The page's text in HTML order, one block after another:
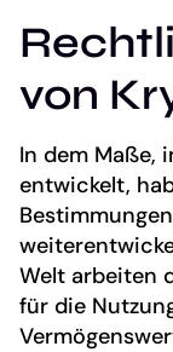
von
In dem Maße,
entwickelt,
Welt arbeiten
für die